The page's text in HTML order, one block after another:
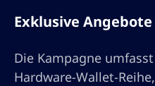
Exklusive
Die Kampagne
Hardware-Wallet-